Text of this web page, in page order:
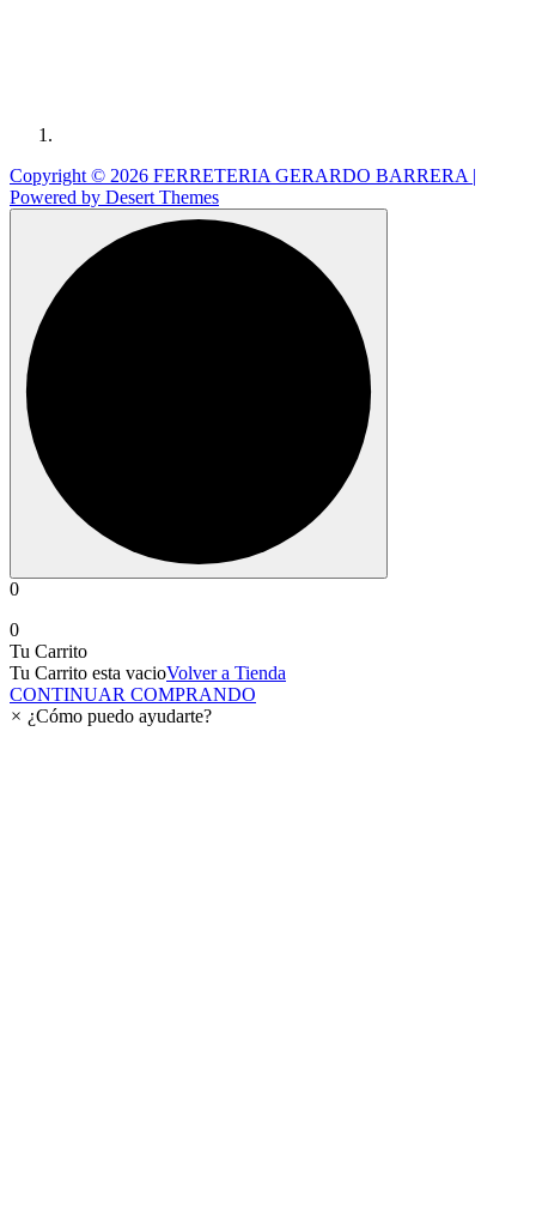
Copyright © 2026 FERRETERIA GERARDO BARRERA |
Powered by Desert Themes
0
0
Tu Carrito
Tu Carrito esta vacioVolver a Tienda
CONTINUAR COMPRANDO
× ¿Cómo puedo ayudarte?